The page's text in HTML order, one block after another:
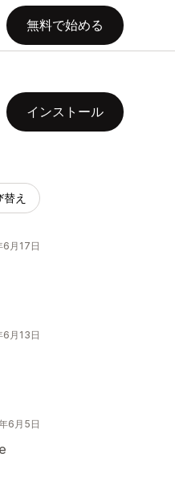
無料で始める
インストール
替え
月17日
月13日
6月5日